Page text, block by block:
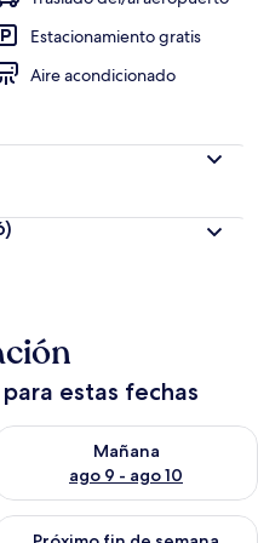
Estacionamiento gratis
Aire acondicionado
estas fechas
ago 8 - ago 9
Mañana
ago 9 - ago 10
la disponibilidad
fin de semana ago 14 -
la disponibilidad